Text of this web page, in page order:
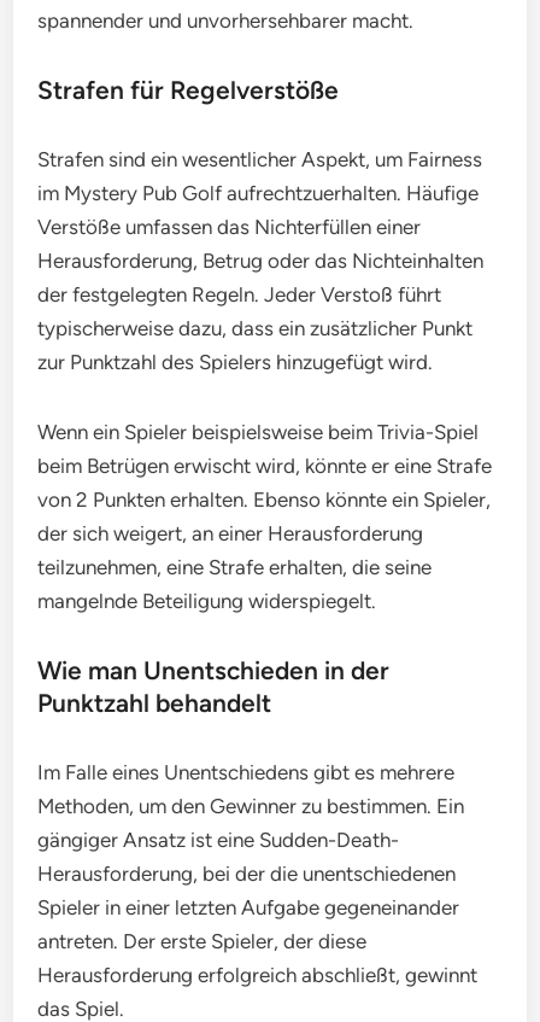
spannender und unvorhersehbarer macht.
Strafen für Regelverstöße
Strafen sind ein wesentlicher Aspekt, um Fairness
im Mystery Pub Golf aufrechtzuerhalten. Häufige
Verstöße umfassen das Nichterfüllen einer
Herausforderung, Betrug oder das Nichteinhalten
der festgelegten Regeln. Jeder Verstoß führt
typischerweise dazu, dass ein zusätzlicher Punkt
zur Punktzahl des Spielers hinzugefügt wird.
Wenn ein Spieler beispielsweise beim Trivia-Spiel
beim Betrügen erwischt wird, könnte er eine Strafe
von 2 Punkten erhalten. Ebenso könnte ein Spieler,
der sich weigert, an einer Herausforderung
teilzunehmen, eine Strafe erhalten, die seine
mangelnde Beteiligung widerspiegelt.
Wie man Unentschieden in der
Punktzahl behandelt
Im Falle eines Unentschiedens gibt es mehrere
Methoden, um den Gewinner zu bestimmen. Ein
gängiger Ansatz ist eine Sudden-Death-
Herausforderung, bei der die unentschiedenen
Spieler in einer letzten Aufgabe gegeneinander
antreten. Der erste Spieler, der diese
Herausforderung erfolgreich abschließt, gewinnt
das Spiel.